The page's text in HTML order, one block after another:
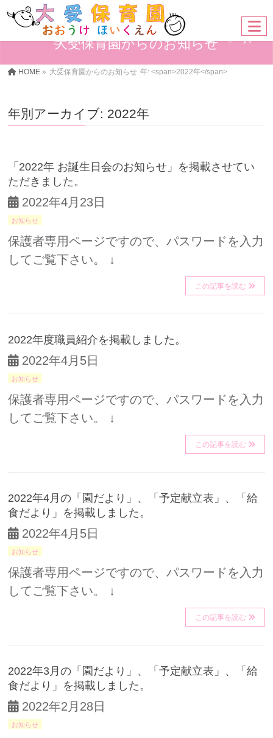
大受保育園からのお知らせ
HOME » 大受保育園からのお知らせ 年: <span>2022年</span>
年別アーカイブ: 2022年
「2022年 お誕生日会のお知らせ」を掲載させてい
ただきました。
2022年4月23日
お知らせ
保護者専用ページですので、パスワードを入力
してご覧下さい。 ↓
この記事を読む
2022年度職員紹介を掲載しました。
2022年4月5日
お知らせ
保護者専用ページですので、パスワードを入力
してご覧下さい。 ↓
この記事を読む
2022年4月の「園だより」、「予定献立表」、「給
食だより」を掲載しました。
2022年4月5日
お知らせ
保護者専用ページですので、パスワードを入力
してご覧下さい。 ↓
この記事を読む
2022年3月の「園だより」、「予定献立表」、「給
食だより」を掲載しました。
2022年2月28日
お知らせ